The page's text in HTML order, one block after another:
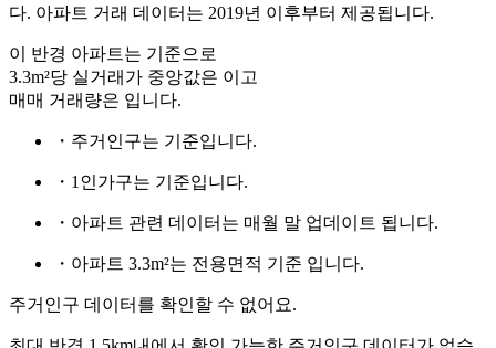
다. 아파트 거래 데이터는 2019년 이후부터 제공됩니다.
이 반경 아파트는 기준으로
3.3m²당 실거래가 중앙값은 이고
매매 거래량은 입니다.
・주거인구는 기준입니다.
・1인가구는 기준입니다.
・아파트 관련 데이터는 매월 말 업데이트 됩니다.
・아파트 3.3m²는 전용면적 기준 입니다.
주거인구 데이터를 확인할 수 없어요.